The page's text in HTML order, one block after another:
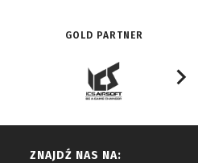
GOLD PARTNER
ZNAJDŹ NAS NA: